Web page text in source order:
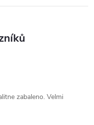
zabaleno. Velmi